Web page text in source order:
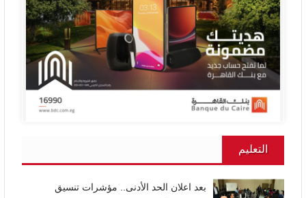
التعليم
بعد اعلان الحد الأدنى.. مؤشرات تنسيق